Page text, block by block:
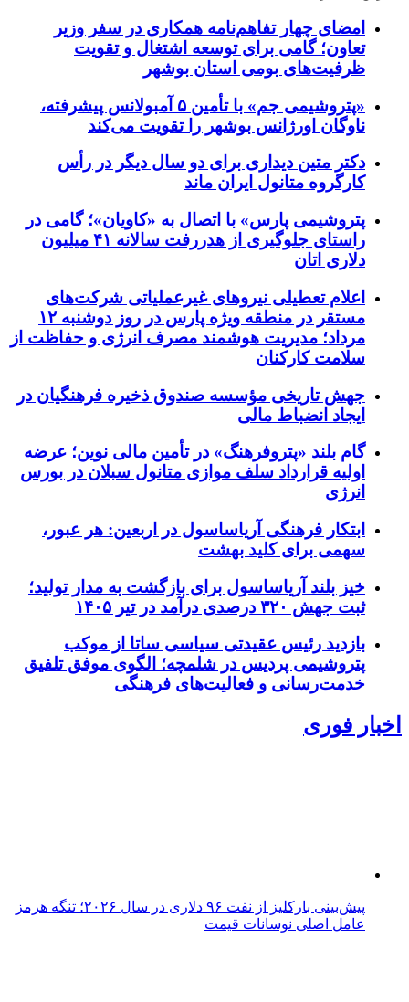
امضای چهار تفاهم‌نامه همکاری در سفر وزیر
تعاون؛ گامی برای توسعه اشتغال و تقویت
ظرفیت‌های بومی استان بوشهر
«پتروشیمی جم» با تأمین ۵ آمبولانس پیشرفته،
ناوگان اورژانس بوشهر را تقویت می‌کند
دکتر متین دیداری برای دو سال دیگر در رأس
کارگروه متانول ایران ماند
پتروشیمی پارس» با اتصال به «کاویان»؛ گامی در
راستای جلوگیری از هدررفت سالانه ۴۱ میلیون
دلاری اتان
اعلام تعطیلی نیروهای غیرعملیاتی شرکت‌های
مستقر در منطقه ویژه پارس در روز دوشنبه ۱۲
مرداد؛ مدیریت هوشمند مصرف انرژی و حفاظت از
سلامت کارکنان
جهش تاریخی مؤسسه صندوق ذخیره فرهنگیان در
ایجاد انضباط مالی
گام بلند «پتروفرهنگ» در تأمین مالی نوین؛ عرضه
اولیه قرارداد سلف موازی متانول سبلان در بورس
انرژی
ابتکار فرهنگی آریاساسول در اربعین: هر عبور،
سهمی برای کلید بهشت
خیز بلند آریاساسول برای بازگشت به مدار تولید؛
ثبت جهش ۳۲۰ درصدی درآمد در تیر ۱۴۰۵
بازدید رئیس عقیدتی سیاسی ساتا از موکب
پتروشیمی پردیس در شلمچه؛ الگوی موفق تلفیق
خدمت‌رسانی و فعالیت‌های فرهنگی
اخبار فوری
پیش‌بینی بارکلیز از نفت ۹۶ دلاری در سال ۲۰۲۶؛ تنگه هرمز
عامل اصلی نوسانات قیمت